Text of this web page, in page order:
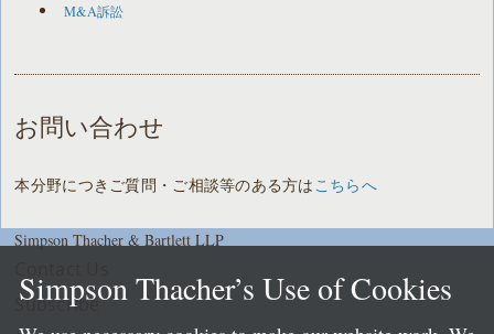
M&A訴訟
お問い合わせ
本分野につきご質問・ご相談等のある方はこちらへ
Simpson Thacher & Bartlett LLP
Subscribe
Simpson Thacher’s Use of Cookies